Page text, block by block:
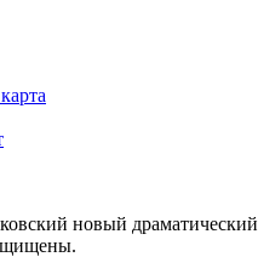
новый драматический